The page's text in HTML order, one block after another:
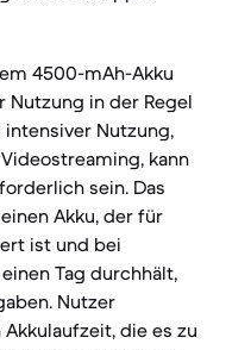
4500-mAh-Akku
in der Regel
intensiver Nutzung,
kann
sein. Das
Akku, der für
ist und bei
Tag durchhält,
Nutzer
die es zu